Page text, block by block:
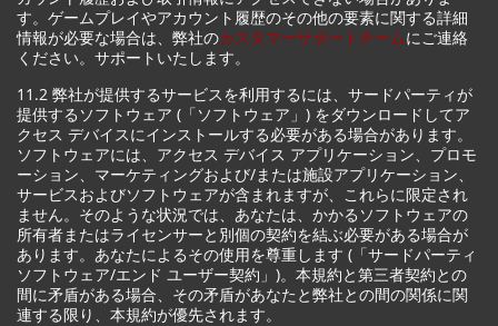
す。ゲームプレイやアカウント履歴のその他の要素に関する詳細
情報が必要な場合は、弊社のカスタマーサポートチームにご連絡
ください。サポートいたします。
11.2 弊社が提供するサービスを利用するには、サードパーティが
提供するソフトウェア (「ソフトウェア」) をダウンロードしてア
クセス デバイスにインストールする必要がある場合があります。
ソフトウェアには、アクセス デバイス アプリケーション、プロモ
ーション、マーケティングおよび/または施設アプリケーション、
サービスおよびソフトウェアが含まれますが、これらに限定され
ません。そのような状況では、あなたは、かかるソフトウェアの
所有者またはライセンサーと別個の契約を結ぶ必要がある場合が
あります。あなたによるその使用を尊重します (「サードパーティ
ソフトウェア/エンド ユーザー契約」)。本規約と第三者契約との
間に矛盾がある場合、その矛盾があなたと弊社との間の関係に関
連する限り、本規約が優先されます。